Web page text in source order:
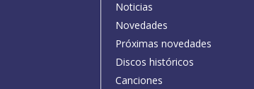
Noticias
Novedades
Próximas novedades
Discos históricos
Canciones